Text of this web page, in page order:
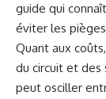
guide qui
éviter les
Quant aux
du circuit et des
peut osciller